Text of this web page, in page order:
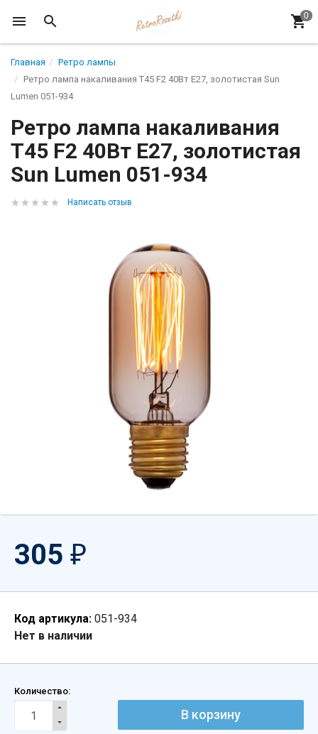
Главная
Ретро лампы
Ретро лампа накаливания T45 F2 40Вт Е27, золотистая Sun
Lumen 051-934
Ретро лампа накаливания
T45 F2 40Вт Е27, золотистая
Sun Lumen 051-934
Написать отзыв
305 ₽
Код артикула: 051-934
Нет в наличии
Количество: